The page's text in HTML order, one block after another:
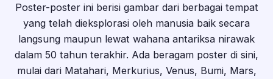
Poster-poster ini berisi gambar dari berbagai tempat
yang telah dieksplorasi oleh manusia baik secara
langsung maupun lewat wahana antariksa nirawak
dalam 50 tahun terakhir. Ada beragam poster di sini,
mulai dari Matahari, Merkurius, Venus, Bumi, Mars,